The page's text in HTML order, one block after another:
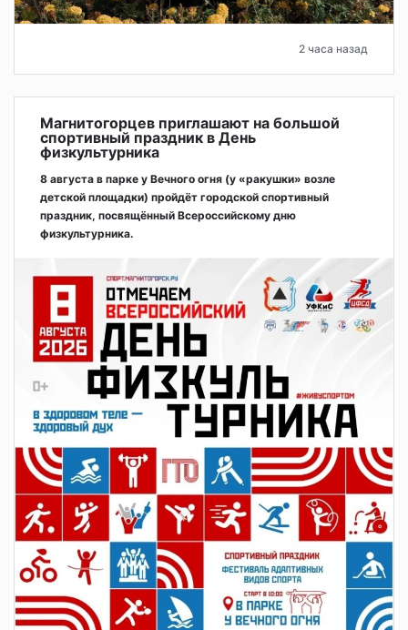
2 часа назад
Магнитогорцев приглашают на большой
спортивный праздник в День
физкультурника
8 августа в парке у Вечного огня (у «ракушки» возле
детской площадки) пройдёт городской спортивный
праздник, посвящённый Всероссийскому дню
физкультурника.